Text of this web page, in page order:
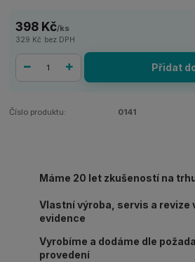
398 Kč/ks
329 Kč bez DPH
Přidat
Číslo produktu: 0141
Máme 20 let zkušeností na
Vlastní výroba, servis a revize
evidence
Vyrobíme a dodáme dle
provedení